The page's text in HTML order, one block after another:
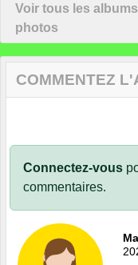
Voir tous les albums
photos
COMMENTEZ
Connectez-vous
commentaires.